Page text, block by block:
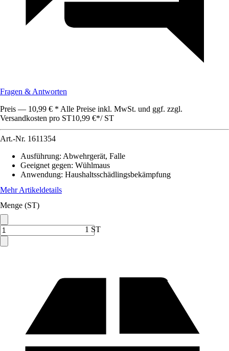
Fragen & Antworten
Preis — 10,99 € * Alle Preise inkl. MwSt. und ggf. zzgl.
Versandkosten pro ST10,99 €*/ ST
Art.-Nr. 1611354
Ausführung: Abwehrgerät, Falle
Geeignet gegen: Wühlmaus
Anwendung: Haushaltsschädlingsbekämpfung
Mehr Artikeldetails
Menge (ST)
1 ST